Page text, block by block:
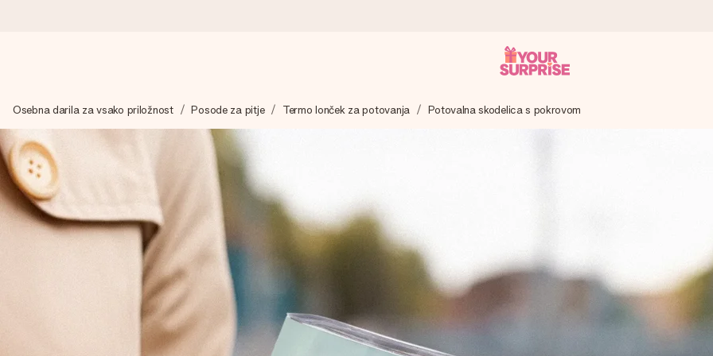
Darilo izdelamo z veliko skrbnostjo in ga hitro pošljemo naprej – da ga lahko podariš natanko takrat, ko je najbolj pomembno.
4,8 (na podlagi +15.000 mnenj)
Naša darila navdihujejo. Stranke nas na Google Reviews ocenjujejo s 4,8.
Brezplačna čestitka
V nekaj preprostih korakih ustvari nekaj edinstvenega – z njenim imenom, tvojo fotografijo ali sporočilom, ki ogreje srce. Brez
Osebna darila za vsako priložnost Posode za pitje Termo lonček za potovanja Potovalna skodelica s pokrovom